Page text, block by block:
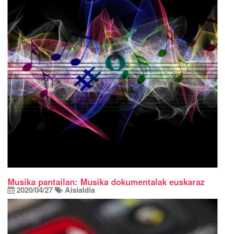
Musika pantailan: Musika dokumentalak euskaraz
2020/04/27 Aisialdia